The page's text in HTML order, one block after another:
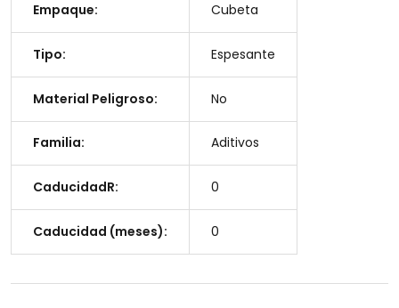
Empaque: Cubeta
Tipo: Espesante
Material Peligroso: No
Familia: Aditivos
CaducidadR: 0
Caducidad (meses): 0